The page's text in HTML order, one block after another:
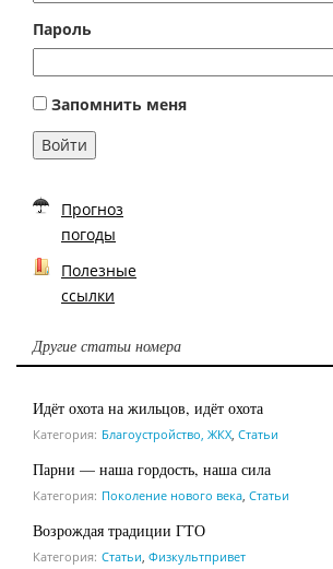
Пароль
Запомнить меня
Войти
Прогноз
погоды
Полезные
ссылки
Другие статьи номера
Идёт охота на жильцов, идёт охота
Категория: Благоустройство, ЖКХ Статьи
Парни — наша гордость, наша сила
Категория: Поколение нового века Статьи
Возрождая традиции ГТО
Категория: Статьи Физкультпривет